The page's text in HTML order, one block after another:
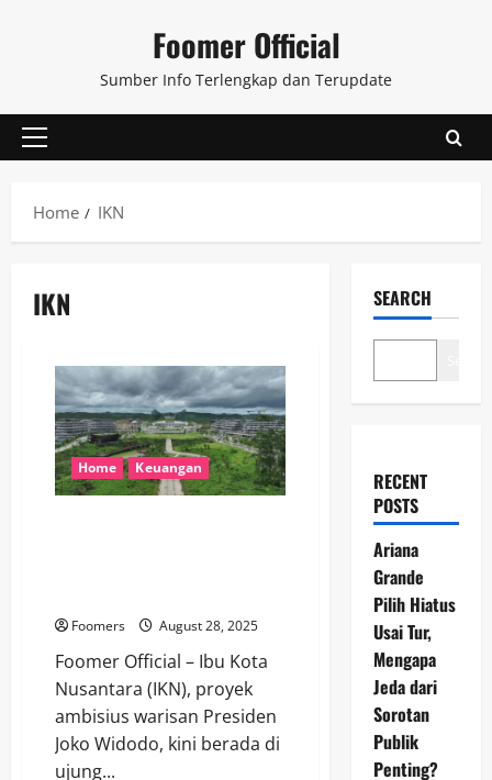
Foomer Official
Sumber Info Terlengkap dan Terupdate
Primary
Home
IKN
IKN
Home Keuangan
Foomers August 28, 2025
Foomer Official – Ibu Kota
Nusantara (IKN), proyek
ambisius warisan Presiden
Joko Widodo, kini berada di
ujung...
SEARCH
RECENT
POSTS
Ariana
Grande
Pilih Hiatus
Usai Tur,
Mengapa
Jeda dari
Sorotan
Publik
Penting?